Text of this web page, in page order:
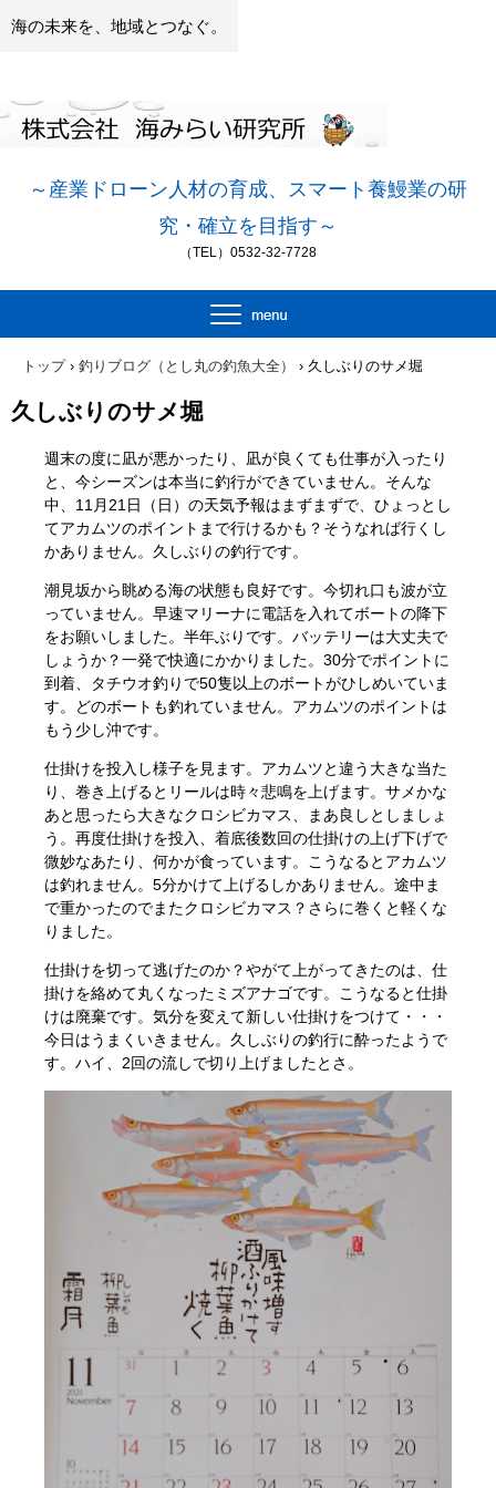
海の未来を、地域とつなぐ。
～産業ドローン人材の育成、スマート養鰻業の研
究・確立を目指す～
（TEL）0532-32-7728
トップ › 釣りブログ（とし丸の釣魚大全） › 久しぶりのサメ堀
久しぶりのサメ堀
週末の度に凪が悪かったり、凪が良くても仕事が入ったり
と、今シーズンは本当に釣行ができていません。そんな
中、11月21日（日）の天気予報はまずまずで、ひょっとし
てアカムツのポイントまで行けるかも？そうなれば行くし
かありません。久しぶりの釣行です。
潮見坂から眺める海の状態も良好です。今切れ口も波が立
っていません。早速マリーナに電話を入れてボートの降下
をお願いしました。半年ぶりです。バッテリーは大丈夫で
しょうか？一発で快適にかかりました。30分でポイントに
到着、タチウオ釣りで50隻以上のボートがひしめいていま
す。どのボートも釣れていません。アカムツのポイントは
もう少し沖です。
仕掛けを投入し様子を見ます。アカムツと違う大きな当た
り、巻き上げるとリールは時々悲鳴を上げます。サメかな
あと思ったら大きなクロシビカマス、まあ良しとしましょ
う。再度仕掛けを投入、着底後数回の仕掛けの上げ下げで
微妙なあたり、何かが食っています。こうなるとアカムツ
は釣れません。5分かけて上げるしかありません。途中ま
で重かったのでまたクロシビカマス？さらに巻くと軽くな
りました。
仕掛けを切って逃げたのか？やがて上がってきたのは、仕
掛けを絡めて丸くなったミズアナゴです。こうなると仕掛
けは廃棄です。気分を変えて新しい仕掛けをつけて・・・
今日はうまくいきません。久しぶりの釣行に酔ったようで
す。ハイ、2回の流しで切り上げましたとさ。